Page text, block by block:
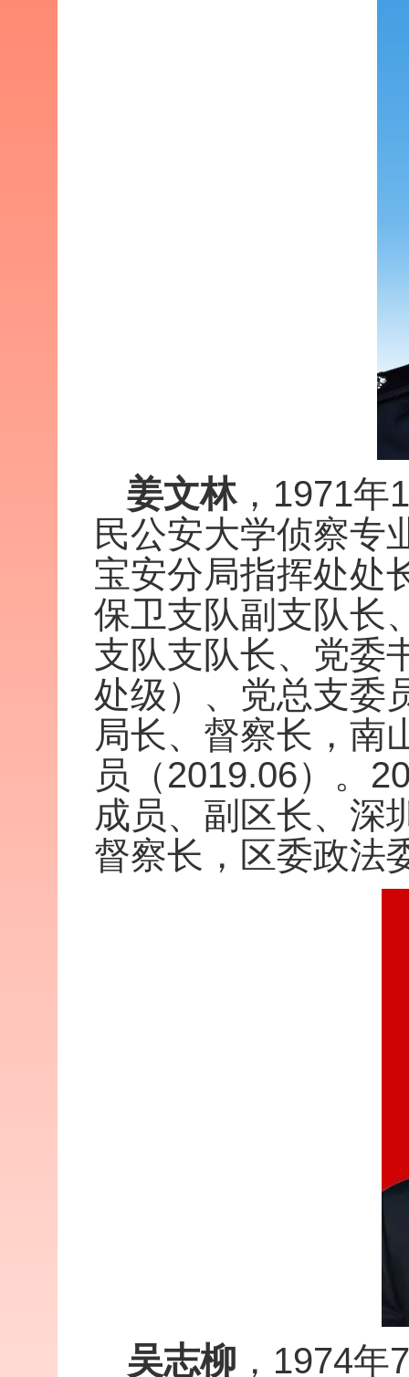
姜文林，1971年
民公安大学侦察专
宝安分局指挥处处
保卫支队副支队长
支队支队长、党委
处级）、党总支委
局长、督察长，南
员（2019.06）。
成员、副区长、深
督察长，区委政法
吴志柳 ，1974